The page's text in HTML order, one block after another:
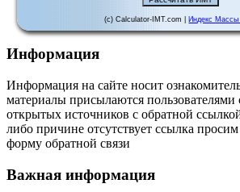
(c) Calculator-IMT.com | Индекс Массы
Информация
Информация на сайте носит
материалы присылаются пользователями
открытых источников с обратной
либо причине отсутствует ссылка
форму обратной связи
Важная информация